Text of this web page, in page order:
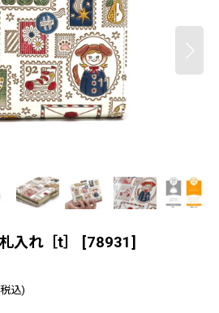
入れ［t］ [78931]
込)